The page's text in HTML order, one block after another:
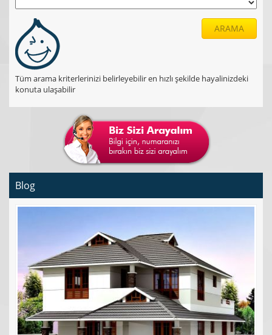
ARAMA
Tüm arama kriterlerinizi belirleyebilir en hızlı şekilde hayalinizdeki
konuta ulaşabilir
Blog